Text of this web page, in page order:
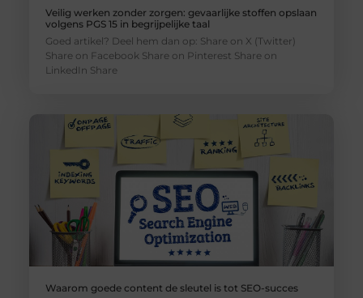
Veilig werken zonder zorgen: gevaarlijke stoffen opslaan
volgens PGS 15 in begrijpelijke taal
Goed artikel? Deel hem dan op: Share on X (Twitter)
Share on Facebook Share on Pinterest Share on
LinkedIn Share
Waarom goede content de sleutel is tot SEO-succes